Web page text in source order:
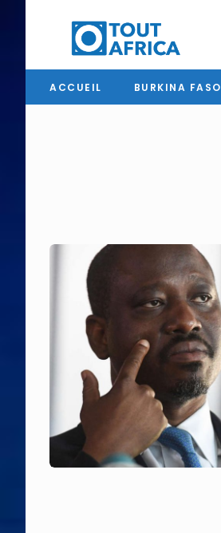
ACCUEIL BURKINA FASO